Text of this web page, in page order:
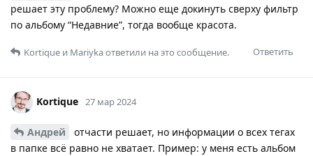
решает эту проблему? Можно еще докинуть сверху фильтр
по альбому “Недавние”, тогда вообще красота.
Ответить
Kortique и Mariykaответили на это сообщение.
Kortique 27 мар 2024
Андрей
отчасти решает, но информации о всех тегах
в папке всё равно не хватает. Пример: у меня есть альбом